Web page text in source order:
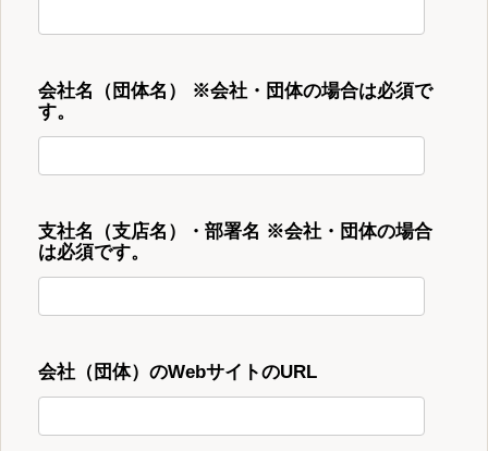
会社名（団体名） ※会社・団体の場合は必須で
す。
支社名（支店名）・部署名 ※会社・団体の場合
は必須です。
会社（団体）のWebサイトのURL